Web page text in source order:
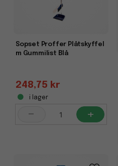
Sopset Proffer Plåtskyffel
m Gummilist Blå
248,75 kr
i lager
- +